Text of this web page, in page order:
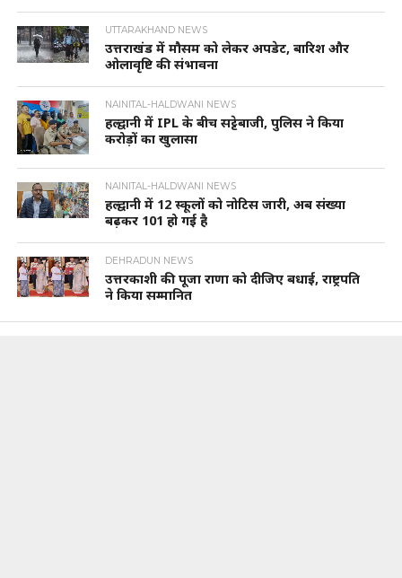
UTTARAKHAND NEWS
उत्तराखंड में मौसम को लेकर अपडेट, बारिश और
ओलावृष्टि की संभावना
NAINITAL-HALDWANI NEWS
हल्द्वानी में IPL के बीच सट्टेबाजी, पुलिस ने किया
करोड़ों का खुलासा
NAINITAL-HALDWANI NEWS
हल्द्वानी में 12 स्कूलों को नोटिस जारी, अब संख्या
बढ़कर 101 हो गई है
DEHRADUN NEWS
उत्तरकाशी की पूजा राणा को दीजिए बधाई, राष्ट्रपति
ने किया सम्मानित